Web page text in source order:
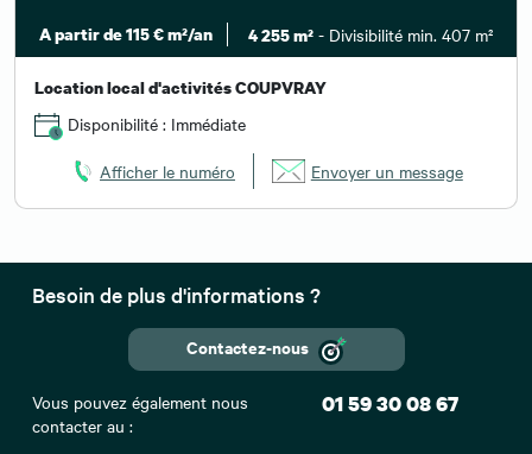
A partir de 115 € m²/an 4 255 m² - Divisibilité min. 407 m²
Location local d'activités COUPVRAY
Disponibilité : Immédiate
Afficher le numéro Envoyer un message
Besoin de plus d'informations ?
Contactez-nous
Vous pouvez également nous
contacter au :
01 59 30 08 67